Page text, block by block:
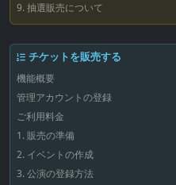
9. 抽選販売について
チケットを販売する
機能概要
管理アカウントの登録
ご利用料金
1. 販売の準備
2. イベントの作成
3. 公演の登録方法